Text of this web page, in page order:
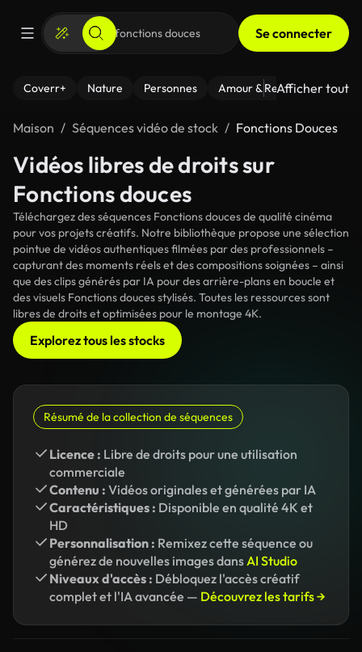
Se connecter
Coverr+ Nature Personnes Amour & Relations Le
Afficher tout
Maison Séquences vidéo de stock Fonctions Douces
Vidéos libres de droits sur
Fonctions douces
Téléchargez des séquences Fonctions douces de qualité cinéma
pour vos projets créatifs. Notre bibliothèque propose une sélection
pointue de vidéos authentiques filmées par des professionnels –
capturant des moments réels et des compositions soignées – ainsi
que des clips générés par IA pour des arrière-plans en boucle et
des visuels Fonctions douces stylisés. Toutes les ressources sont
libres de droits et optimisées pour le montage 4K.
Explorez tous les stocks
Résumé de la collection de séquences
Licence : Libre de droits pour une utilisation
commerciale
Contenu : Vidéos originales et générées par IA
Caractéristiques : Disponible en qualité 4K et
HD
Personnalisation : Remixez cette séquence ou
générez de nouvelles images dansAI Studio
Niveaux d'accès : Débloquez l'accès créatif
complet et l'IA avancée — Découvrez les tarifs →